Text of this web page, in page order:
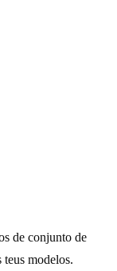
de conjunto de
modelos.